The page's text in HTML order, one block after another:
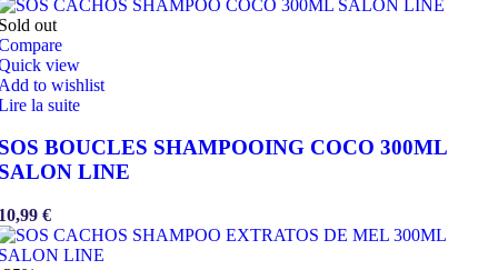
out
view
to wishlist
la suite
BOUCLES SHAMPOOING COCO 300ML
LINE
€